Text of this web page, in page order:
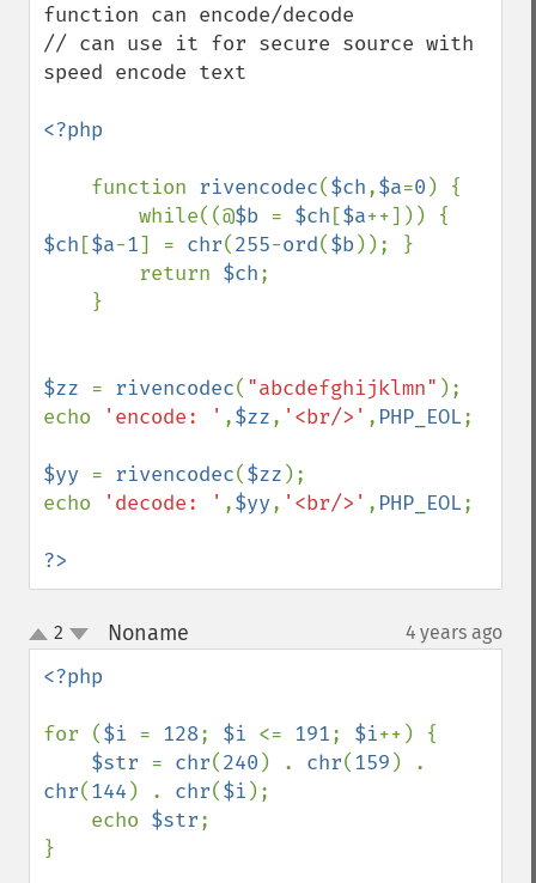
function can encode/decode
// can use it for secure source with
speed encode text
<?php
function rivencodec($ch,$a=0 ) {
        while((@
$b = $ch [$a
$ch [$a-1] = chr(255-ord($b)); }
        return
$ch;
$zz = rivencodec( "abcdefghijklmn" );
echo
'encode: ' ,$zz, '<br/>' , PHP_EOL;
$yy = rivencodec($zz );
echo
'decode: ' ,$yy, '<br/>' , PHP_EOL;
?>
up
down
2 Noname 4 years ago
<?php
for ($i = 128; $i <= 191; $i++) {
$str = chr(240 ) . chr(159
chr(144 ) . chr($i );
    echo
$str;
}